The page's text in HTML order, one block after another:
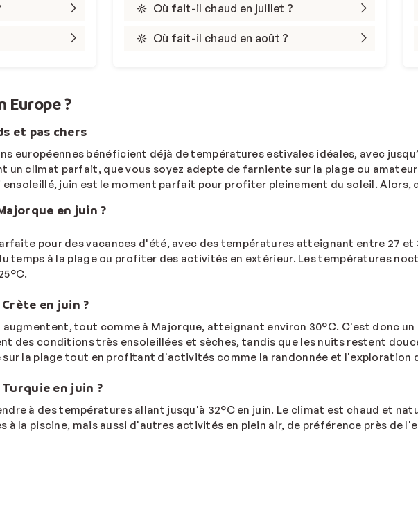
Où fait-il chaud en juillet ?
Où fait-il chaud en août ?
Europe ?
et pas chers
européennes bénéficient déjà de températures estivales idéales, avec
un climat parfait, que vous soyez adepte de farniente sur la plage ou
ensoleillé, juin est le moment parfait pour profiter pleinement du soleil.
en juin ?
pour des vacances d'été, avec des températures atteignant entre 27 et
temps à la plage ou profiter des activités en extérieur. Les températures
en juin ?
augmentent, tout comme à Majorque, atteignant environ 30°C. C'est donc
des conditions très ensoleillées et sèches, tandis que les nuits restent
la plage tout en profitant d'activités comme la randonnée et l'exploration
en juin ?
à des températures allant jusqu'à 32°C en juin. Le climat est chaud et
à la piscine, mais aussi d'autres activités en plein air, de préférence près de